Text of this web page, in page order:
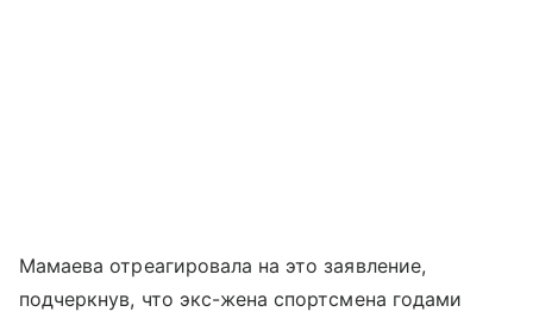
Мамаева отреагировала на это заявление,
подчеркнув, что экс-жена спортсмена годами